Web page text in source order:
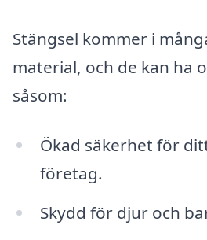
Stängsel kommer i
material, och de kan ha
såsom:
Ökad säkerhet för
företag.
Skydd för djur och